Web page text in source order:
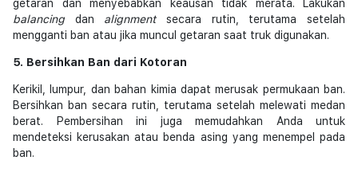
getaran dan menyebabkan keausan tidak merata. Lakukan
balancing dan alignmentsecara rutin, terutama setelah
mengganti ban atau jika muncul getaran saat truk digunakan.
5. Bersihkan Ban dari Kotoran
Kerikil, lumpur, dan bahan kimia dapat merusak permukaan ban.
Bersihkan ban secara rutin, terutama setelah melewati medan
berat. Pembersihan ini juga memudahkan Anda untuk
mendeteksi kerusakan atau benda asing yang menempel pada
ban.